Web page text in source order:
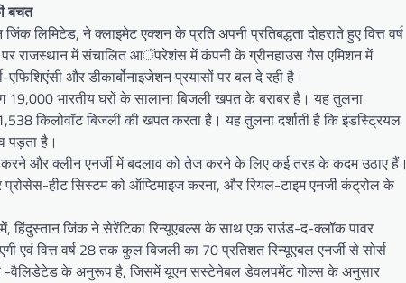
बचत
लिमिटेड, ने क्लाइमेट एक्शन के प्रति अपनी प्रतिबद्धता दोहराते हुए वित्त वर्ष
राजस्थान में संचालित आॅपरेशंस में कंपनी के ग्रीनहाउस गैस एमिशन में
और डीकार्बोनाइजेशन प्रयासों पर बल दे रही है।
19,000 भारतीय घरों के सालाना बिजली खपत के बराबर है। यह तुलना
किलोवाॅट बिजली की खपत करता है। यह तुलना दर्शाती है कि इंडस्ट्रियल
पड़ता है।
करने और क्लीन एनर्जी में बदलाव को तेज करने के लिए कई तरह के कदम उठाए हैं।
प्रोसेस-हीट सिस्टम को ऑप्टिमाइज करना, और रियल-टाइम एनर्जी कंट्रोल के
हिंदुस्तान जिंक ने सेरेंटिका रिन्यूएबल्स के साथ एक राउंड-द-क्लॉक पावर
एवं वित्त वर्ष 28 तक कुल बिजली का 70 प्रतिशत रिन्यूएबल एनर्जी से सोर्स
-वैलिडेटेड के अनुरूप है, जिसमें यूएन सस्टेनेबल डेवलपमेंट गोल्स के अनुसार